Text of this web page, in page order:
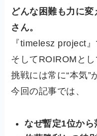
どんな困難も力に
さん。
『timelesz project
そしてROIROMと
挑戦には常に“本気”
今回の記事では、
なぜ暫定1位から